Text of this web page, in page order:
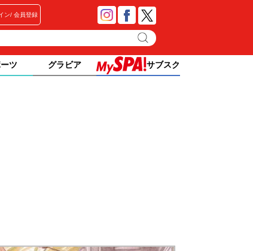
ン 会員登録
ツ グラビア サブスク